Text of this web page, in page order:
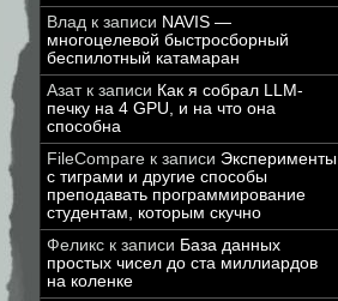
Влад к записи NAVIS —
многоцелевой быстросборный
беспилотный катамаран
Азатк записи Как я собрал LLM-
печку на 4 GPU, и на что она
способна
FileCompare к записи Эксперименты
с тиграми и другие способы
преподавать программирование
студентам, которым скучно
Феликс к записи База данных
простых чисел до ста миллиардов
на коленке